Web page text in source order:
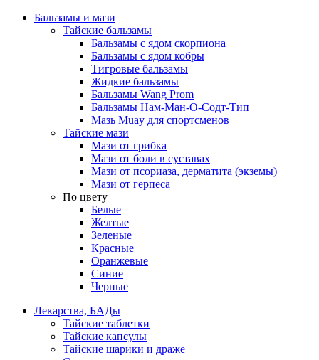
Бальзамы и мази
Тайские бальзамы
Бальзамы с ядом скорпиона
Бальзамы с ядом кобры
Тигровые бальзамы
Жидкие бальзамы
Бальзамы Wang Prom
Бальзамы Нам-Ман-О-Содт-Тип
Мазь Muay для спортсменов
Тайские мази
Мази от грибка
Мази от боли в суставах
Мази от псориаза, дерматита (экземы)
Мази от герпеса
По цвету
Белые
Желтые
Зеленые
Красные
Оранжевые
Синие
Черные
Лекарства, БАДы
Тайские таблетки
Тайские капсулы
Тайские шарики и драже